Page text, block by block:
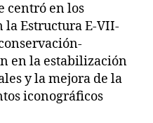
centró en los
la Estructura E-VII-
en la estabilización
y la mejora de la
iconográficos